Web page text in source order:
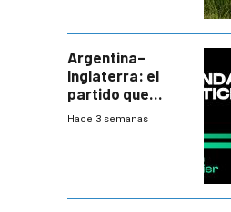
departamental
Argentina–
Inglaterra: el
partido que
nunca termina
Hace 3 semanas